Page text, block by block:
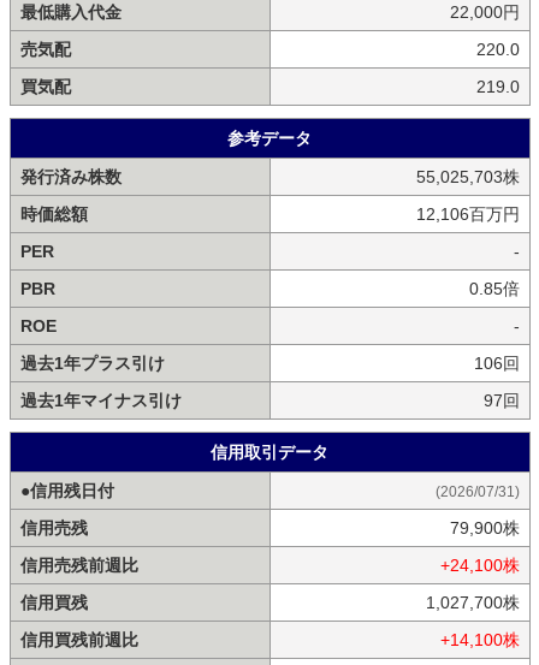
最低購入代金
22,000円
売気配
220.0
買気配
219.0
参考データ
発行済み株数
55,025,703株
時価総額
12,106百万円
PER
-
PBR
0.85倍
ROE
-
過去1年プラス引け
106回
過去1年マイナス引け
97回
信用取引データ
●信用残日付
(2026/07/31)
信用売残
79,900株
信用売残前週比
+24,100株
信用買残
1,027,700株
信用買残前週比
+14,100株